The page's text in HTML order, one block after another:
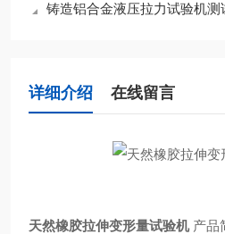
铸造铝合金液压拉力试验机测
详细介绍 在线留言
天然橡胶拉伸变形量试验机产品